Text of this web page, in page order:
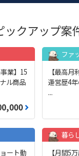
ックアップ案
業】15
ル商品
ファ
【最高月
運営歴4
...
ート動
暮ら
【月間5